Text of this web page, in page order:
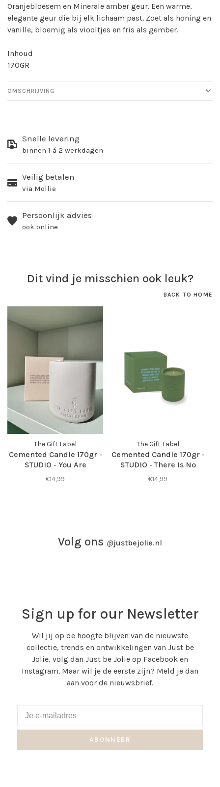
Oranjebloesem en Minerale amber geur. Een warme,
elegante geur die bij elk lichaam past. Zoet als honing en
vanille, bloemig als viooltjes en fris als gember.
Inhoud
170GR
OMSCHRIJVING
Snelle levering
binnen 1 á 2 werkdagen
Veilig betalen
via Mollie
Persoonlijk advies
ook online
Dit vind je misschien ook leuk?
BACK TO HOME
The Gift Label
Cemented Candle 170gr -
STUDIO - You Are
Amazing
€14,99
The Gift Label
Cemented Candle 170gr -
STUDIO - There Is No
Need to Rush
€14,99
Volg ons @justbejolie.nl
Sign up for our Newsletter
Wil jij op de hoogte blijven van de nieuwste
collectie, trends en ontwikkelingen van Just be
Jolie, volg dan Just be Jolie op Facebook en
Instagram. Maar wil je de eerste zijn? Meld je dan
aan voor de nieuwsbrief.
ABONNEER